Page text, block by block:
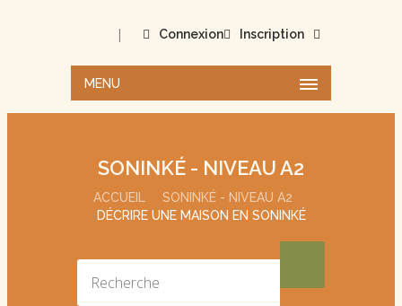
Connexion
| Inscription
MENU
SONINKÉ - NIVEAU A2
ACCUEIL
SONINKÉ - NIVEAU A2
DÉCRIRE UNE MAISON EN SONINKÉ